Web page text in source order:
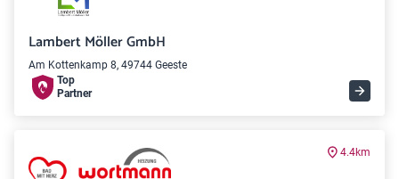
Lambert Möller GmbH
Am Kottenkamp 8, 49744 Geeste
Top
Partner
4.4km